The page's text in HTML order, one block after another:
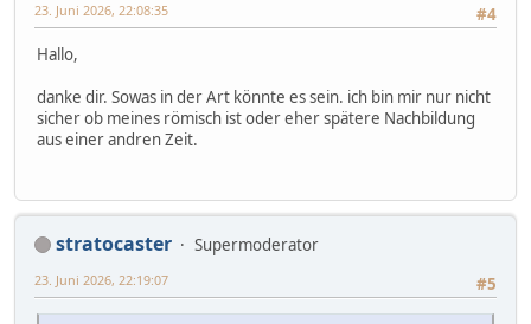
#4
23. Juni 2026, 22:08:35
Hallo,
danke dir. Sowas in der Art könnte es sein. ich bin mir nur nicht
sicher ob meines römisch ist oder eher spätere Nachbildung
aus einer andren Zeit.
stratocaster
Supermoderator
#5
23. Juni 2026, 22:19:07